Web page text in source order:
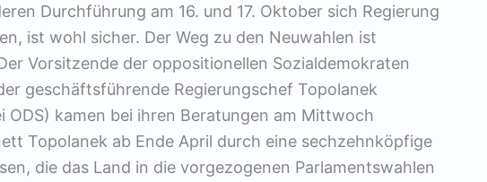
Durchführung am 16. und 17. Oktober sich Regierung
ist wohl sicher. Der Weg zu den Neuwahlen ist
Vorsitzende der oppositionellen Sozialdemokraten
geschäftsführende Regierungschef Topolanek
ODS) kamen bei ihren Beratungen am Mittwoch
Topolanek ab Ende April durch eine sechzehnköpfige
die das Land in die vorgezogenen Parlamentswahlen